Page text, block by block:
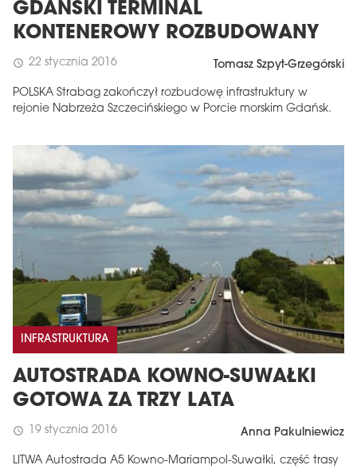
GDAŃSKI TERMINAL
KONTENEROWY ROZBUDOWANY
schedule 22 stycznia 2016 Tomasz Szpyt-Grzegórski
POLSKA Strabag zakończył rozbudowę infrastruktury w
rejonie Nabrzeża Szczecińskiego w Porcie morskim Gdańsk.
INFRASTRUKTURA
AUTOSTRADA KOWNO-SUWAŁKI
GOTOWA ZA TRZY LATA
schedule 19 stycznia 2016 Anna Pakulniewicz
LITWA Autostrada A5 Kowno-Mariampol-Suwałki, część trasy